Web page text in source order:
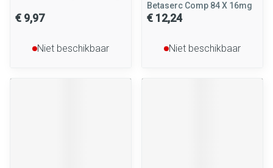
€ 9,97
Niet beschikbaar
Betaserc Comp 84 X 16mg
€ 12,24
Niet beschikbaar